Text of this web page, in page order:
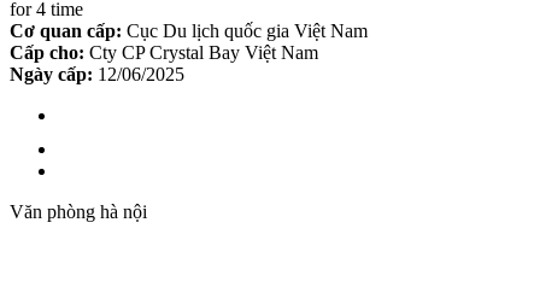
for 4 time
Cơ quan cấp: Cục Du lịch quốc gia Việt Nam
Cấp cho: Cty CP Crystal Bay Việt Nam
Ngày cấp: 12/06/2025
Văn phòng hà nội